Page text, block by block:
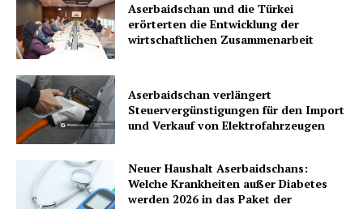
News Week
Magazine PRO
Aserbaidschan und die Türkei
erörterten die Entwicklung der
wirtschaftlichen Zusammenarbeit
Aserbaidschan verlängert
Steuervergünstigungen für den Import
und Verkauf von Elektrofahrzeugen
Neuer Haushalt Aserbaidschans:
Welche Krankheiten außer Diabetes
werden 2026 in das Paket der